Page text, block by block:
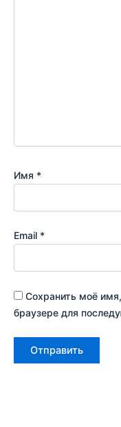
Имя *
Email *
Сохранить моё
браузере для